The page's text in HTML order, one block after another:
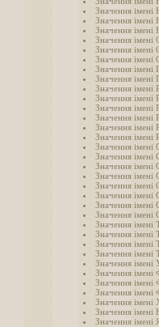
Значення імені
Значення імені
Значення імені
Значення імені
Значення імені
Значення імені
Значення імені
Значення імені
Значення імені
Значення імені
Значення імені
Значення імені
Значення імені
Значення імені
Значення імені
Значення імені
Значення імені
Значення імені
Значення імені
Значення імені
Значення імені
Значення імені
Значення імені
Значення імені
Значення імені
Значення імені
Значення імені
Значення імені
Значення імені
Значення імені
Значення імені
Значення імені
Значення імені